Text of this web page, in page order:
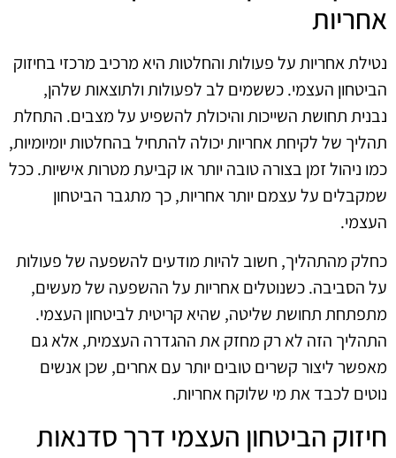
אחריות
נטילת אחריות על פעולות והחלטות היא מרכיב מרכזי בחיזוק
הביטחון העצמי. כששמים לב לפעולות ולתוצאות שלהן,
נבנית תחושת השייכות והיכולת להשפיע על מצבים. התחלת
תהליך של לקיחת אחריות יכולה להתחיל בהחלטות יומיומיות,
כמו ניהול זמן בצורה טובה יותר או קביעת מטרות אישיות. ככל
שמקבלים על עצמם יותר אחריות, כך מתגבר הביטחון
העצמי.
כחלק מהתהליך, חשוב להיות מודעים להשפעה של פעולות
על הסביבה. כשנוטלים אחריות על ההשפעה של מעשים,
מתפתחת תחושת שליטה, שהיא קריטית לביטחון העצמי.
התהליך הזה לא רק מחזק את ההגדרה העצמית, אלא גם
מאפשר ליצור קשרים טובים יותר עם אחרים, שכן אנשים
נוטים לכבד את מי שלוקח אחריות.
חיזוק הביטחון העצמי דרך סדנאות